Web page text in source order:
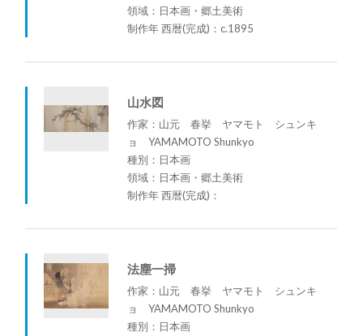
領域：日本画・郷土美術
制作年 西暦(完成)：c.1895
山水図
作家：山元 春挙 ヤマモト シュンキ
ョ YAMAMOTO Shunkyo
種別：日本画
領域：日本画・郷土美術
制作年 西暦(完成)：
法塵一掃
作家：山元 春挙 ヤマモト シュンキ
ョ YAMAMOTO Shunkyo
種別：日本画